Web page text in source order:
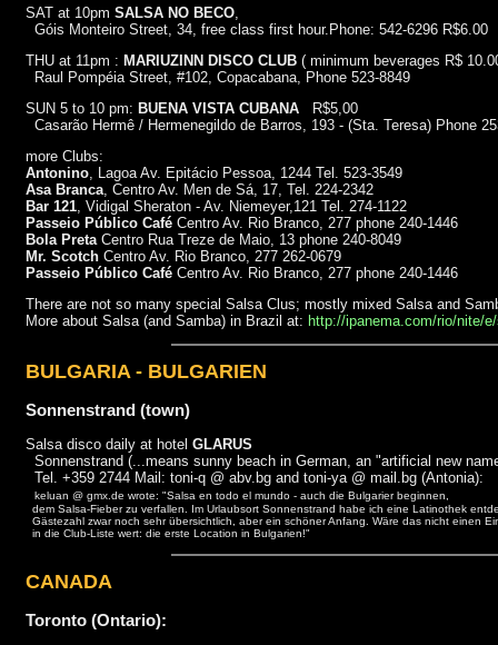
SAT at 10pm SALSA NO BECO
Góis Monteiro Street, 34, free class first hour.Phone: 542-6296 R$6.00
THU at 11pm : MARIUZINN DISCO CLUB ( minimum beverages R$
Raul Pompéia Street, #102, Copacabana, Phone 523-8849
SUN 5 to 10 pm: BUENA VISTA CUBANA R$5,00
Casarão Hermê / Hermenegildo de Barros, 193 - (Sta. Teresa) Phone
more Clubs:
Antonino , Lagoa Av. Epitácio Pessoa, 1244 Tel. 523-3549
Asa Branca , Centro Av. Men de Sá, 17, Tel. 224-2342
Bar 121 , Vidigal Sheraton - Av. Niemeyer,121 Tel. 274-1122
Passeio Público Café Centro Av. Rio Branco, 277 phone 240-1446
Bola Preta Centro Rua Treze de Maio, 13 phone 240-8049
Mr. Scotch Centro Av. Rio Branco, 277 262-0679
Passeio Público Café Centro Av. Rio Branco, 277 phone 240-1446
There are not so many special Salsa Clus; mostly mixed Salsa and
More about Salsa (and Samba) in Brazil at: http://ipanema.com/rio/nite/
BULGARIA - BULGARIEN
Sonnenstrand (town)
Salsa disco daily at hotel GLARUS
Sonnenstrand (...means sunny beach in German, an "artificial new
Tel. +359 2744 Mail: toni-q @ abv.bg and toni-ya @ mail.bg (Antonia):
keluan @ gmx.de wrote: "Salsa en todo el mundo - auch die Bulgarier beginnen,
dem Salsa-Fieber zu verfallen. Im Urlaubsort Sonnenstrand habe ich eine Latinothek
Gästezahl zwar noch sehr übersichtlich, aber ein schöner Anfang. Wäre das nicht einen
in die Club-Liste wert: die erste Location in Bulgarien!"
CANADA
Toronto (Ontario):